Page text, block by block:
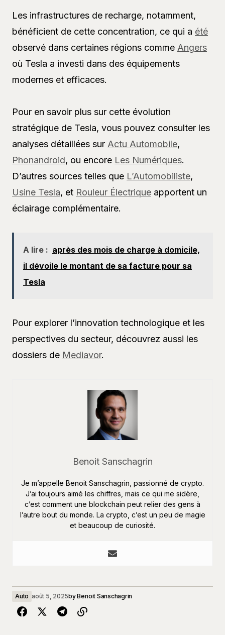
Les infrastructures de recharge, notamment,
bénéficient de cette concentration, ce qui a été
observé dans certaines régions comme Angers
où Tesla a investi dans des équipements
modernes et efficaces.
Pour en savoir plus sur cette évolution
stratégique de Tesla, vous pouvez consulter les
analyses détaillées sur Actu Automobile,
Phonandroid, ou encore Les Numériques.
D’autres sources telles que L’Automobiliste,
Usine Tesla, et Rouleur Électrique apportent un
éclairage complémentaire.
A lire : après des mois de charge à domicile,
il dévoile le montant de sa facture pour sa
Tesla
Pour explorer l’innovation technologique et les
perspectives du secteur, découvrez aussi les
dossiers de Mediavor.
Benoit Sanschagrin
Je m’appelle Benoit Sanschagrin, passionné de crypto.
J’ai toujours aimé les chiffres, mais ce qui me sidère,
c’est comment une blockchain peut relier des gens à
l’autre bout du monde. La crypto, c’est un peu de magie
et beaucoup de curiosité.
Auto août 5, 2025byBenoit Sanschagrin